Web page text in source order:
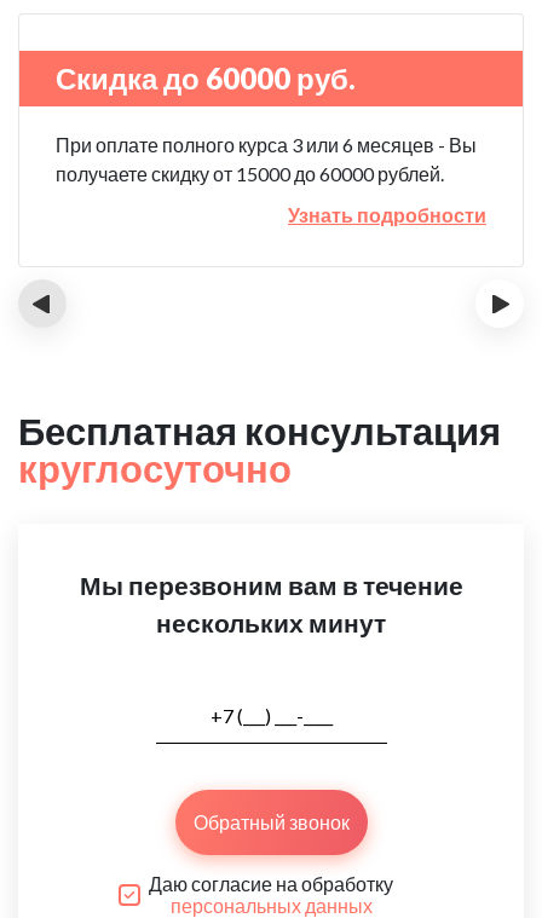
Скидка до 60000 руб.
При оплате полного курса 3 или 6 месяцев - Вы
получаете скидку от 15000 до 60000 рублей.
Узнать подробности
‹ ›
Бесплатная консультация
круглосуточно
Мы перезвоним вам в течение
нескольких минут
Обратный звонок
Даю согласие на обработку
персональных данных